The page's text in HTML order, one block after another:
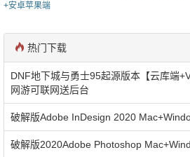
+安卓苹果端
热门下载
DNF地下城与勇士95起源版本【云库端
网游可联网送后台
破解版Adobe InDesign 2020
破解版2020Adobe Photoshop